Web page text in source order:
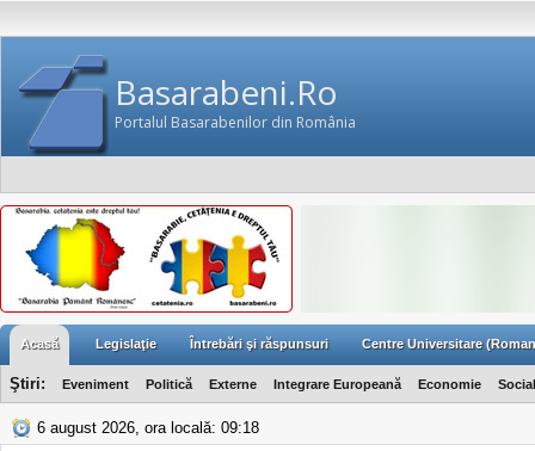
Basarabeni.Ro
Portalul Basarabenilor din România
Acasă Legislaţie Întrebări şi răspunsuri Centre Universitare
Ştiri: Eveniment Politică Externe Integrare Europeană Economie Social
6 august 2026, ora locală: 09:18